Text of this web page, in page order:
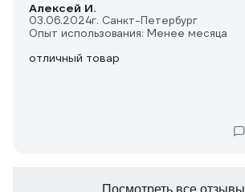
Алексей И.
03.06.2024г. Санкт-Петербург
Опыт использования: Менее месяца
отличный товар
Посмотреть все отзывы